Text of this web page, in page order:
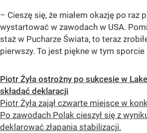
– Cieszę się, że miałem okazję po raz
wystartować w zawodach w USA.
staż w Pucharze Świata, to teraz
pierwszy. To jest piękne w tym sporcie
Piotr Żyła ostrożny po sukcesie w
składać deklaracji
Piotr Żyła zajął czwarte miejsce w
Po zawodach Polak cieszył się z
deklarować złapania stabilizacji.